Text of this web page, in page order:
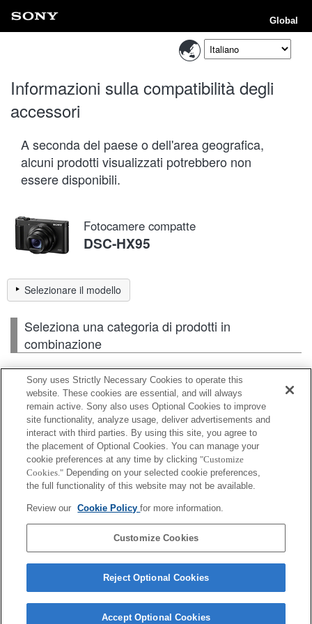
Global
Informazioni sulla compatibilità degli
accessori
A seconda del paese o dell'area geografica,
alcuni prodotti visualizzati potrebbero non
essere disponibili.
Fotocamere compatte
DSC-HX95
Selezionare il modello
Seleziona una categoria di prodotti in
combinazione
Flash / Lampada
Scheda di memoria
Alimentazione
Accessori
A seconda del paese o dell'area geografica, alcuni
prodotti visualizzati potrebbero non essere
Contact Us Cookie Policy
Sony uses Strictly Necessary Cookies to operate this
website. These cookies are essential, and will always
remain active. Sony also uses Optional Cookies to improve
site functionality, analyze usage, deliver advertisements and
interact with third parties. By using this site, you agree to
the placement of Optional Cookies. You can manage your
cookie preferences at any time by clicking "Customize
Cookies." Depending on your selected cookie preferences,
the full functionality of this website may not be available.
Review our Cookie Policyfor more information.
Customize Cookies
Reject Optional Cookies
Accept Optional Cookies